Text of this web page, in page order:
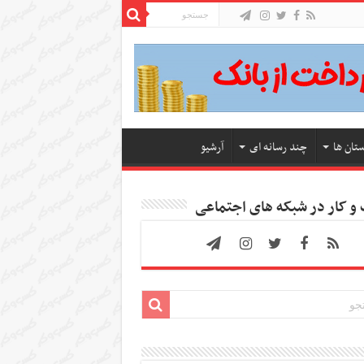
ها چند رسانه ای آرشیو
کار در شبکه های اجتماعی